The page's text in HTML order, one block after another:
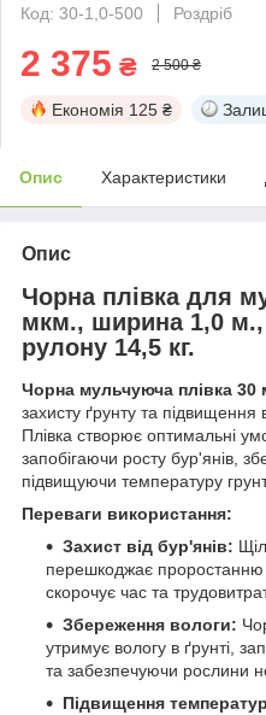
Код: 30-1,0-500
Роздріб
2 375 ₴ 2 500 ₴
Економія 125 ₴
Опис Характеристики
Опис
Чорна плівка для
мкм., ширина 1,0
рулону 14,5 кг.
Чорна мульчуюча плівка 30
захисту ґрунту та
Плівка створює оптимальні
запобігаючи росту бур'янів,
підвищуючи температуру
Переваги використання:
Захист від бур'янів:
перешкоджає
скорочує час та
Збереження вологи:
утримує вологу в ґрунті,
та забезпечуючи рослини
Підвищення